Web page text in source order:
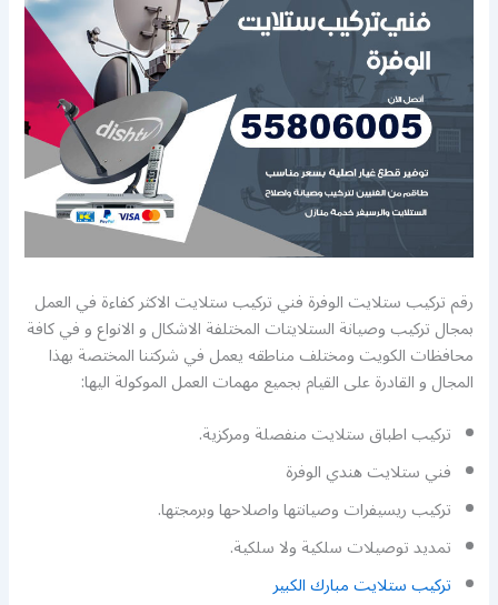
رقم تركيب ستلايت الوفرة فني تركيب ستلايت الاكثر كفاءة في العمل
بمجال تركيب وصيانة الستلايتات المختلفة الاشكال و الانواع و في كافة
محافظات الكويت ومختلف مناطقه يعمل في شركتنا المختصة بهذا
المجال و القادرة على القيام بجميع مهمات العمل الموكولة اليها:
تركيب اطباق ستلايت منفصلة ومركزية.
فني ستلايت هندي الوفرة
تركيب ريسيفرات وصيانتها واصلاحها وبرمجتها.
تمديد توصيلات سلكية ولا سلكية.
تركيب ستلايت مبارك الكبير